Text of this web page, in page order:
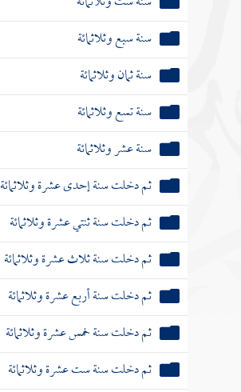
سنة سبع وثلاثمائة
سنة ثمان وثلاثمائة
سنة تسع وثلاثمائة
سنة عشر وثلاثمائة
ثم دخلت سنة إحدى عشرة وثلاثمائة
ثم دخلت سنة ثنتي عشرة وثلاثمائة
ثم دخلت سنة ثلاث عشرة وثلاثمائة
ثم دخلت سنة أربع عشرة وثلاثمائة
ثم دخلت سنة خمس عشرة وثلاثمائة
ثم دخلت سنة ست عشرة وثلاثمائة